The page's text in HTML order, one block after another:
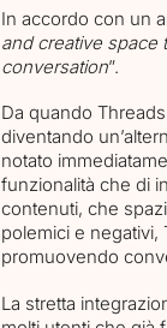
In accordo con un
and creative space
conversation”.
Da quando
diventando
notato
funzionalità che di
contenuti, che
polemici e negativi,
promuovendo
La stretta